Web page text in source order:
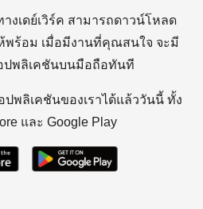
งเดย์เวิร์ค สามารถดาวน์โหลด
พร้อม เมื่อมีงานที่คุณสนใจ จะมี
ปพลิเคชันบนมือถือทันที
ปพลิเคชันของเราได้แล้ววันนี้ ทั้ง
และ Google Play